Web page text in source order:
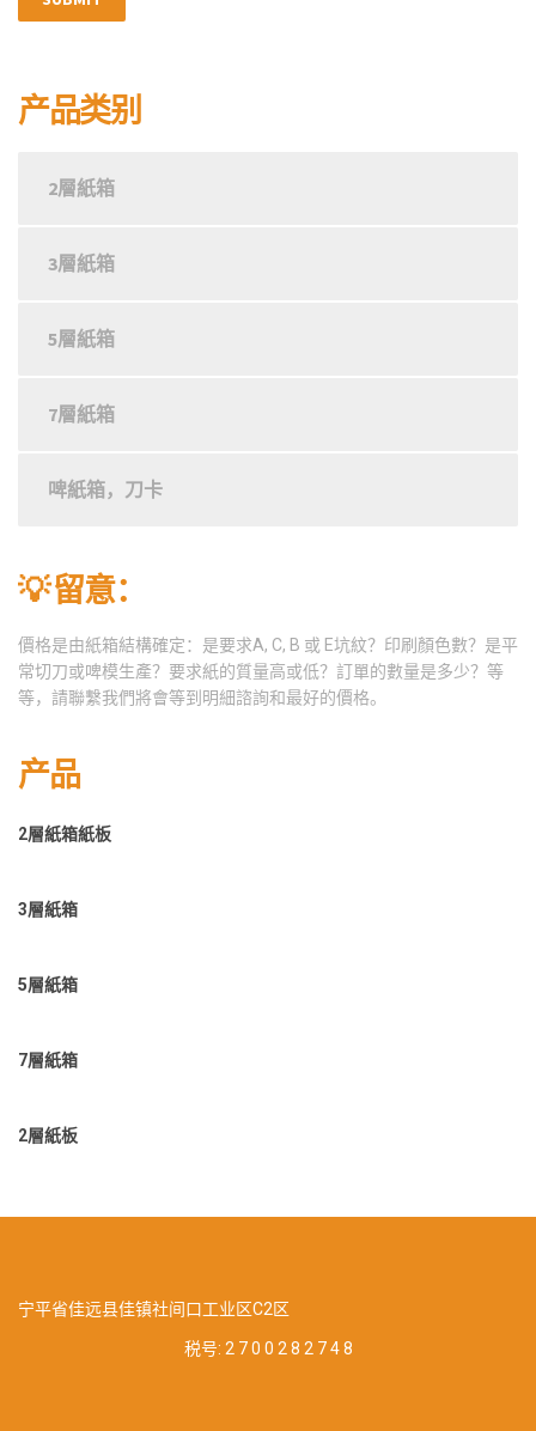
产品类别
2層紙箱
3層紙箱
5層紙箱
7層紙箱
啤紙箱，刀卡
💡 留意：
價格是由紙箱結構確定：是要求A, C, B 或 E坑紋？印刷顏色數？是平
常切刀或啤模生產？要求紙的質量高或低？訂單的數量是多少？等
等，請聯繫我們將會等到明細諮詢和最好的價格。
产品
2層紙箱紙板
3層紙箱
5層紙箱
7層紙箱
2層紙板
宁平省佳远县佳镇社间口工业区C2区
税号: 2 7 0 0 2 8 2 7 4 8